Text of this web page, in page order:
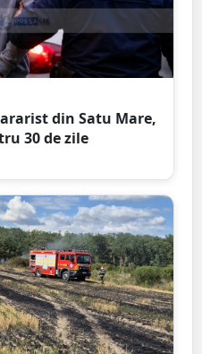
din Satu Mare,
30 de zile